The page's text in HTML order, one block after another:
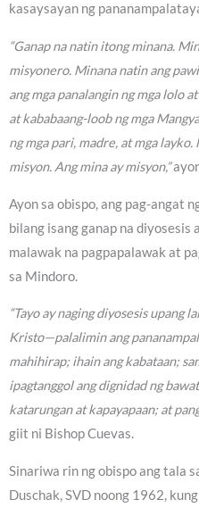
kasaysayan ng
“Ganap na natin itong minana.
misyonero. Minana natin ang
ang mga panalangin ng mga lolo
at kababaang-loob ng mga
ng mga pari, madre, at mga layko.
misyon. Ang mina ay misyon,”
Ayon sa obispo, ang pag-angat
bilang isang ganap na diyosesis
malawak na pagpapalawak at
sa Mindoro.
“Tayo ay naging diyosesis upang
Kristo—palalimin ang
mahihirap; ihain ang kabataan;
ipagtanggol ang dignidad ng
katarungan at kapayapaan; at
giit ni Bishop Cuevas.
Sinariwa rin ng obispo ang tala
Duschak, SVD noong 1962,